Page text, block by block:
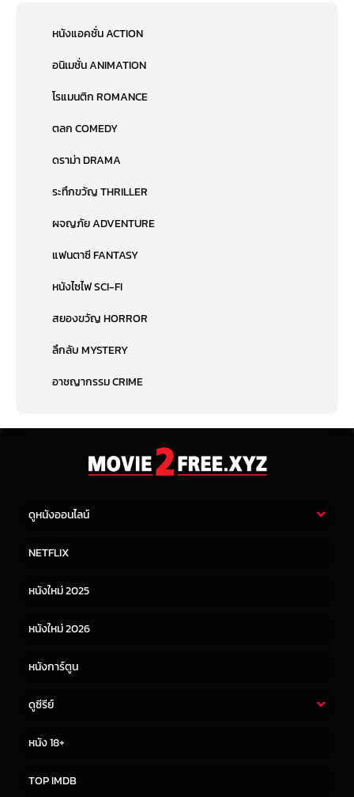
หนังแอคชั่น ACTION
อนิเมชั่น ANIMATION
โรแมนติก ROMANCE
ตลก COMEDY
ดราม่า DRAMA
ระทึกขวัญ THRILLER
ผจญภัย ADVENTURE
แฟนตาซี FANTASY
หนังไซไฟ SCI-FI
สยองขวัญ HORROR
ลึกลับ MYSTERY
อาชญากรรม CRIME
ดูหนังออนไลน์
หนังจีน
NETFLIX
หนังใหม่ 2025
หนังใหม่ 2026
หนังการ์ตูน
ดูซีรีย์
หนัง 18+
TOP IMDB